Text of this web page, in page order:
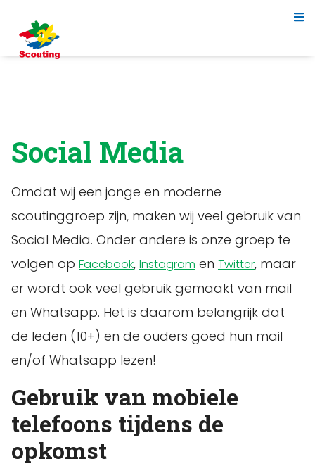
Social Media
Omdat wij een jonge en moderne
scoutinggroep zijn, maken wij veel gebruik van
Social Media. Onder andere is onze groep te
volgen op Facebook, Instagram en Twitter, maar
er wordt ook veel gebruik gemaakt van mail
en Whatsapp. Het is daarom belangrijk dat
de leden (10+) en de ouders goed hun mail
en/of Whatsapp lezen!
Gebruik van mobiele
telefoons tijdens de
opkomst